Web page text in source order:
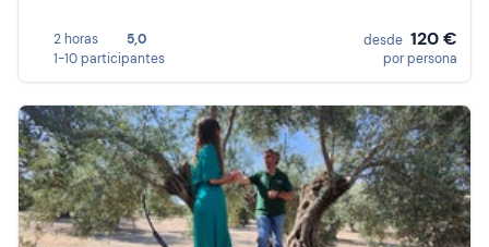
2 horas
5,0
1-10 participantes
desde 120 €
por persona